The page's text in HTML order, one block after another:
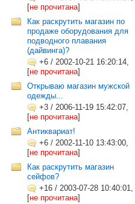
[не прочитана]
Как раскрутить магазин по
продаже оборудования для
подводного плавания
(дайвинга)?
+6 / 2002-10-21 16:20:14,
[не прочитана]
Открываю магазин мужской
одежды...
+3 / 2006-11-19 15:42:07,
[не прочитана]
Антиквариат!
+6 / 2002-11-10 13:43:00,
[не прочитана]
Как раскрутить магазин
сейфов?
+16 / 2003-07-28 10:40:01,
[не прочитана]